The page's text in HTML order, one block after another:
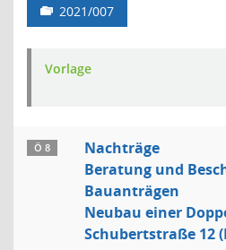
2021/007
Vorlage
Ö 8
Nachträge
Beratung und
Bauanträgen
Neubau einer
Schubertstraße 12